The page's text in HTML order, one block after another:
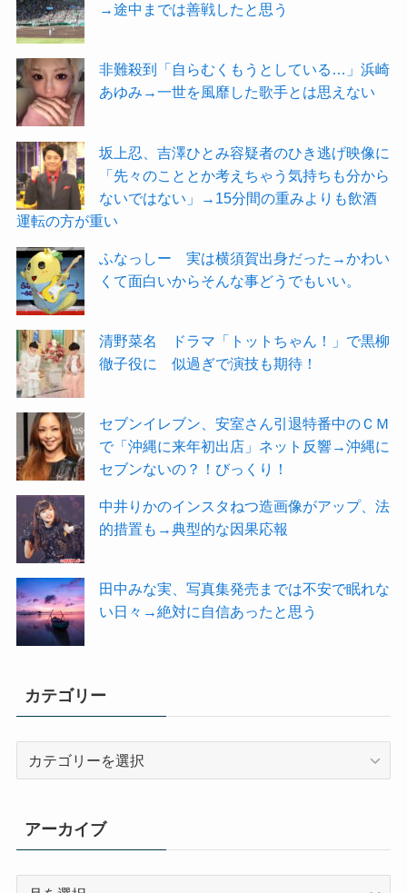
→途中までは善戦したと思う
非難殺到「自らむくもうとしている…」浜崎
あゆみ→一世を風靡した歌手とは思えない
坂上忍、吉澤ひとみ容疑者のひき逃げ映像に
「先々のこととか考えちゃう気持ちも分から
ないではない」→15分間の重みよりも飲酒
運転の方が重い
ふなっしー 実は横須賀出身だった→かわい
くて面白いからそんな事どうでもいい。
清野菜名 ドラマ「トットちゃん！」で黒柳
徹子役に 似過ぎで演技も期待！
セブンイレブン、安室さん引退特番中のＣＭ
で「沖縄に来年初出店」ネット反響→沖縄に
セブンないの？！びっくり！
中井りかのインスタねつ造画像がアップ、法
的措置も→典型的な因果応報
田中みな実、写真集発売までは不安で眠れな
い日々→絶対に自信あったと思う
カテゴリー
リ
ー
アーカイブ